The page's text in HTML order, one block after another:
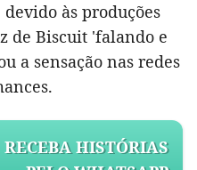
às produções
de Biscuit 'falando e
a sensação nas redes
RECEBA HISTÓRIAS